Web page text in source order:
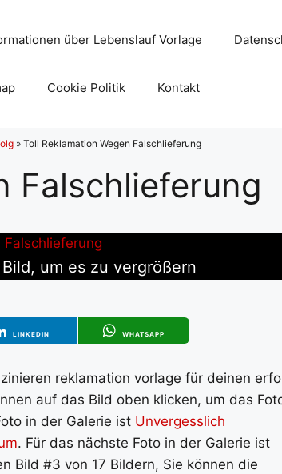
über Lebenslauf Vorlage
Cookie Politik Kontakt
» Toll Reklamation Wegen Falschlieferung
Falschlieferung
um es zu vergrößern
LINKEDIN WHATSAPP
reklamation vorlage für deinen
auf das Bild oben klicken, um das
in der Galerie ist Unvergesslich
. Für das nächste Foto in der Galerie ist
Bild #3 von 17 Bildern, Sie können die